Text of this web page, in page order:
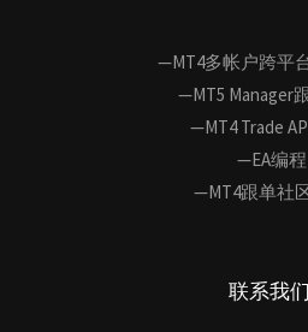
—MT4多帐户跨平
—MT5 Manager
—MT4 Trade
—EA编程
—MT4跟单社
联系我们